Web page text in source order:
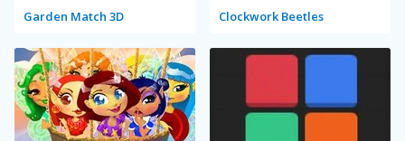
Garden Match 3D Clockwork Beetles